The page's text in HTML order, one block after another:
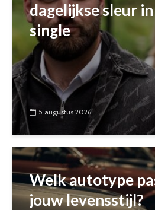
dagelijkse sleur
single
5 augustus 2026
Welk autotype
jouw levensstijl?